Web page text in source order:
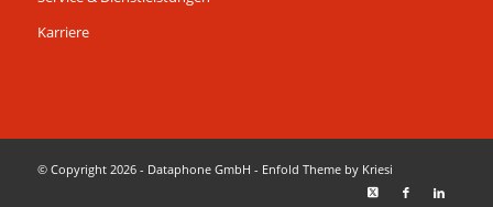
Karriere
© Copyright 2026 - Dataphone GmbH - Enfold Theme by Kriesi